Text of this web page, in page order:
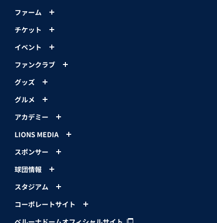
ファーム
チケット
イベント
ファンクラブ
グッズ
グルメ
アカデミー
LIONS MEDIA
スポンサー
球団情報
スタジアム
コーポレートサイト